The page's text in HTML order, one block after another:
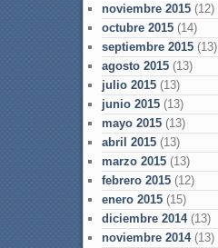
noviembre 2015(12)
octubre 2015(14)
septiembre 2015(13)
agosto 2015(13)
julio 2015(13)
junio 2015(13)
mayo 2015(13)
abril 2015(13)
marzo 2015(13)
febrero 2015(12)
enero 2015(15)
diciembre 2014(13)
noviembre 2014(13)